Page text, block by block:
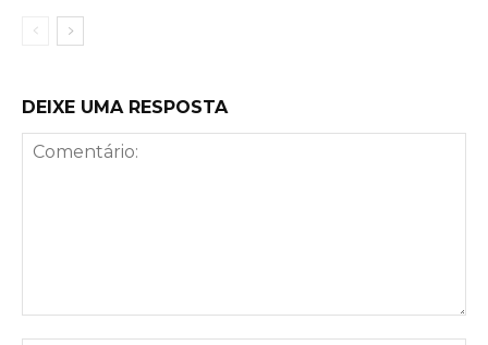
DEIXE UMA RESPOSTA